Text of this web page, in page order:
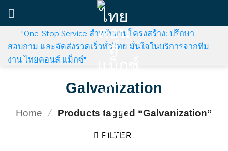
content"One-Stop Service สำหรับงานโครงสร้าง: ปรึกษา
สอบถาม และจัดส่งรวดเร็วทั่วไทย มั่นใจในบริการจากทีม
งาน ไทยคอนส์ แม็กซ์"
Galvanization
Home / Products tagged “Galvanization”
FILTER